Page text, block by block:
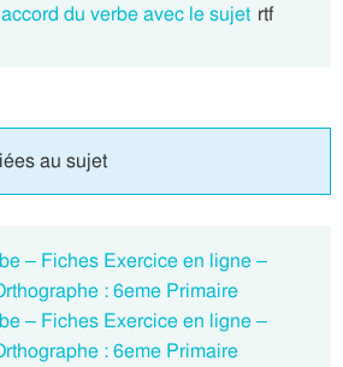
du verbe avec le sujet rtf
au sujet
– Fiches Exercice en ligne –
: 6eme Primaire
– Fiches Exercice en ligne –
: 6eme Primaire